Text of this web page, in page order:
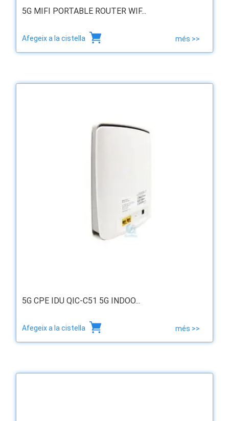
5G MIFI PORTABLE ROUTER WIF...
Afegeix a la cistella més >>
5G CPE IDU QIC-C51 5G INDOO...
Afegeix a la cistella més >>